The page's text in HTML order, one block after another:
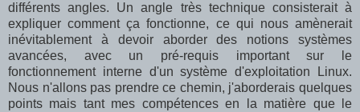
différents angles. Un angle très technique consisterait à
expliquer comment ça fonctionne, ce qui nous amènerait
inévitablement à devoir aborder des notions systèmes
avancées, avec un pré-requis important sur le
fonctionnement interne d'un système d'exploitation Linux.
Nous n'allons pas prendre ce chemin, j'aborderais quelques
points mais tant mes compétences en la matière que le